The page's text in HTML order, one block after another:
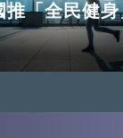
推「全民健